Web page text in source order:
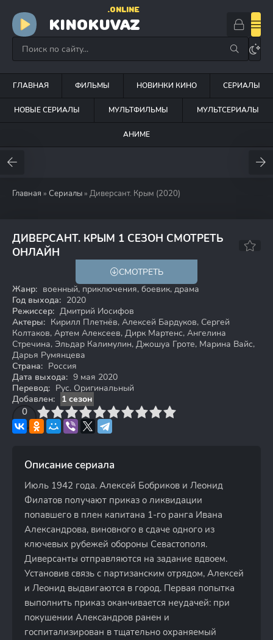
KINOKUVAZ
.ONLINE
ГЛАВНАЯ ФИЛЬМЫ НОВИНКИ КИНО СЕРИАЛЫ
НОВЫЕ СЕРИАЛЫ МУЛЬТФИЛЬМЫ МУЛЬТСЕРИАЛЫ
АНИМЕ
Главная » Сериалы » Диверсант. Крым (2020)
ДИВЕРСАНТ. КРЫМ 1 СЕЗОН СМОТРЕТЬ
ОНЛАЙН
СМОТРЕТЬ
Жанр: военный, приключения, боевик, драма
Год выхода: 2020
Режиссер: Дмитрий Иосифов
Актеры: Кирилл Плетнёв, Алексей Бардуков, Сергей
Колтаков, Артем Алексеев, Дирк Мартенс, Ангелина
Стречина, Эльдар Калимулин, Джошуа Гроте, Марина Вайс,
Дарья Румянцева
Страна: Россия
Дата выхода: 9 мая 2020
Перевод: Рус. Оригинальный
Добавлен:
1 сезон
0
4 6 7 8 9 10
Описание сериала
Июль 1942 года. Алексей Бобриков и Леонид
Филатов получают приказ о ликвидации
попавшего в плен капитана 1-го ранга Ивана
Александрова, виновного в сдаче одного из
ключевых рубежей обороны Севастополя.
Диверсанты отправляются на задание вдвоем.
Установив связь с партизанским отрядом, Алексей
и Леонид выдвигаются в город. Первая попытка
выполнить приказ оканчивается неудачей: при
покушении Александров ранен и
госпитализирован в тщательно охраняемый